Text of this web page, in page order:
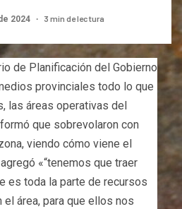
2024 3 min de lectura
de Planificación del Gobierno
provinciales todo lo que
las áreas operativas del
que sobrevolaron con
viendo cómo viene el
«“tenemos que traer
es toda la parte de recursos
área, para que ellos nos